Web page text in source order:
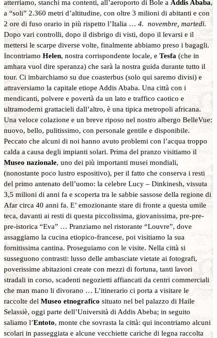
atterriamo, stanchi ma contenti, all’aeroporto di Bole a Addis Ababa,
a “soli” 2.360 metri d’altitudine, con oltre 3 milioni di abitanti e con
2 ore di fuso orario in più rispetto l’Italia … 4. novembre, martedì.
Dopo vari controlli, dopo il disbrigo di visti, dopo il levarsi e il
mettersi le scarpe diverse volte, finalmente abbiamo preso i bagagli.
Incontriamo Helen, nostra corrispondente locale, e Tesfa (che in
amhara vuol dire speranza) che sarà la nostra guida durante tutto il
tour. Ci imbarchiamo su due coasterbus (solo qui saremo divisi) e
attraversiamo la capitale etiope Addis Ababa. Una città con i
mendicanti, polvere e povertà da un lato e traffico caotico e
ultramoderni grattacieli dall’altro, è una tipica metropoli africana.
Una veloce colazione e un breve riposo nel nostro albergo BelleVue:
nuovo, bello, pulitissimo, con personale gentile e disponibile.
Peccato che alcuni di noi hanno avuto problemi con l’acqua troppo
calda a causa degli impianti solari. Prima del pranzo visitiamo il
Museo nazionale, uno dei più importanti musei mondiali,
(nonostante poco lustro espositivo), per il fatto che conserva i resti
del primo antenato dell’uomo: la celebre Lucy – Dinkinesh, vissuta
3,5 milioni di anni fa e scoperta tra le sabbie sassose della regione di
Afar circa 40 anni fa. E’ emozionante stare di fronte a questa umile
teca, davanti ai resti di questa piccolissima, giovanissima, pre-pre-
pre-istorica “Eva” … Pranziamo nel ristorante “Louvre”, dove
assaggiamo la cucina etiopico-francese, poi visitiamo la sua
fornitissima cantina. Proseguiamo con le visite. Nella città si
susseguono contrasti: lusso delle ambasciate vietate ai fotografi,
poverissime abitazioni create con mezzi di fortuna, tanti lavori
stradali in corso, scadenti negozietti affiancati da centri commerciali
che man mano li divorano … L’itinerario ci porta a visitare le
raccolte del Museo etnografico situato nel bel palazzo di Haile
Selassiè, oggi parte dell’Università di Addis Abeba; in seguito
saliamo l’Entoto, monte che sovrasta la città: qui incontriamo alcuni
scolari in passeggiata e alcune vecchiette cariche di legna raccolta